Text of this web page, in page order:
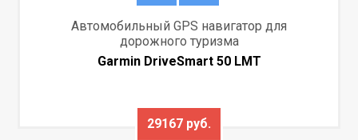
Автомобильный GPS навигатор для
дорожного туризма
Garmin DriveSmart 50 LMT
29167 руб.